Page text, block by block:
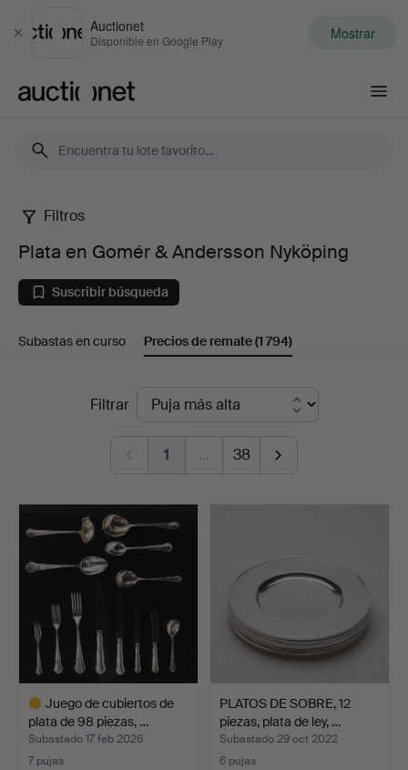
Cerrar
Auctionet
Disponible en Google Play Mostrar
Plata
en
Gomér
Andersson
Nyköping
Filtros
Plata en Gomér & Andersson Nyköping
Suscribir búsqueda
Subastas en curso Precios de remate(1 794)
Filtrar
1 … 38
Juego de cubiertos de
plata de 98 piezas, …
Subastado 17 feb 2026
7 pujas
PLATOS DE SOBRE, 12
piezas, plata de ley, …
Subastado 29 oct 2022
6 pujas